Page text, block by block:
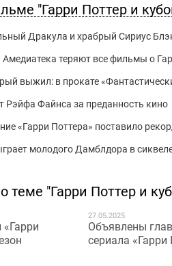
"Гарри Поттер и
Дракула и храбрый Сириус
Амедиатека теряют все фильмы о
выжил: в прокате
Рэйфа Файнса за преданность кино
«Гарри Поттера» поставило
молодого Дамблдора в
теме "Гарри Поттер и
«Гарри
27.05.2025
Объявлены
сериала «Гарри